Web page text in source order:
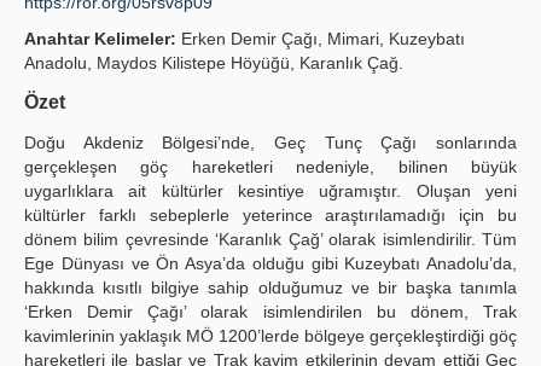
İletişim
Anahtar Kelimeler: Erken Demir Çağı, Mimari, Kuzeybatı
Anadolu, Maydos Kilistepe Höyüğü, Karanlık Çağ.
Özet
Doğu Akdeniz Bölgesi’nde, Geç Tunç Çağı sonlarında
gerçekleşen göç hareketleri nedeniyle, bilinen büyük
uygarlıklara ait kültürler kesintiye uğramıştır. Oluşan yeni
kültürler farklı sebeplerle yeterince araştırılamadığı için bu
dönem bilim çevresinde ‘Karanlık Çağ’ olarak isimlendirilir. Tüm
Ege Dünyası ve Ön Asya’da olduğu gibi Kuzeybatı Anadolu’da,
hakkında kısıtlı bilgiye sahip olduğumuz ve bir başka tanımla
‘Erken Demir Çağı’ olarak isimlendirilen bu dönem, Trak
kavimlerinin yaklaşık MÖ 1200’lerde bölgeye gerçekleştirdiği göç
hareketleri ile başlar ve Trak kavim etkilerinin devam ettiği Geç